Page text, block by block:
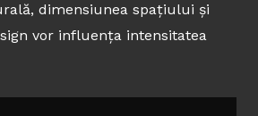
dimensiunea spațiului și
vor influența intensitatea